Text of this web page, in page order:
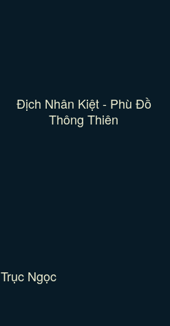
Địch Nhân Kiệt - Phù Đồ
Thông Thiên
Trục Ngọc